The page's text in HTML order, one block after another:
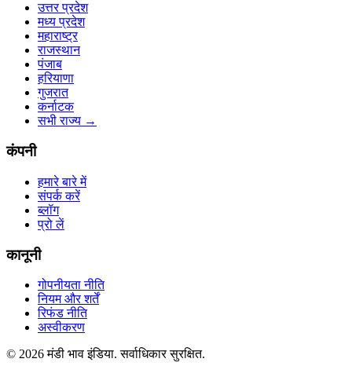
उत्तर प्रदेश
मध्य प्रदेश
महाराष्ट्र
राजस्थान
पंजाब
हरियाणा
गुजरात
कर्नाटक
सभी राज्य →
कंपनी
हमारे बारे में
संपर्क करें
ब्लॉग
प्रो लें
कानूनी
गोपनीयता नीति
नियम और शर्तें
रिफंड नीति
अस्वीकरण
© 2026 मंडी भाव इंडिया.सर्वाधिकार सुरक्षित.